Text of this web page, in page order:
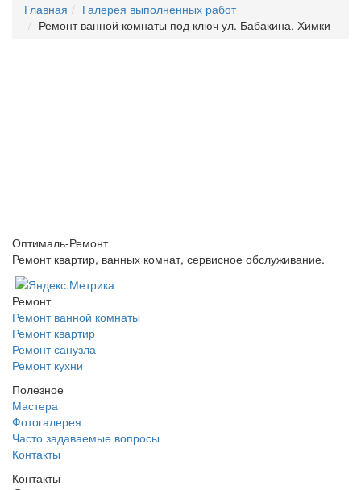
Главная
Галерея выполненных работ
Ремонт ванной комнаты под ключ ул. Бабакина, Химки
Оптималь-Ремонт
Ремонт квартир, ванных комнат, сервисное обслуживание.
Ремонт
Ремонт ванной комнаты
Ремонт квартир
Ремонт санузла
Ремонт кухни
Полезное
Мастера
Фотогалерея
Часто задаваемые вопросы
Контакты
Контакты